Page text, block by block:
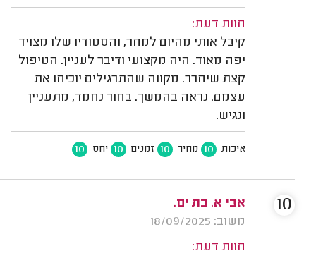
חוות דעת:
קיבל אותי מהיום למחר, והסטודיו שלו מצויד
יפה מאוד. היה מקצועי ודיבר לעניין. הטיפול
קצת שיחרר. מקווה שהתרגילים יוכיחו את
עצמם. נראה בהמשך. בחור נחמד, מתעניין
ונגיש.
איכות 10 מחיר 10 זמנים 10 יחס 10
אבי א. בת ים.
משוב: 18/09/2025
חוות דעת:
10